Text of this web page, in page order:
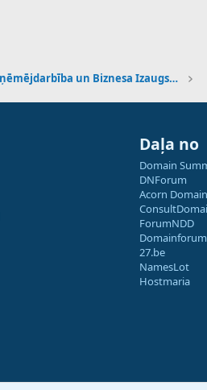
Online Uzņēmējdarbība un Biznesa Izaugsme
Daļa no
Domain
DNForum
Acorn
ForumNDD
27.be
NamesLot
Hostmaria